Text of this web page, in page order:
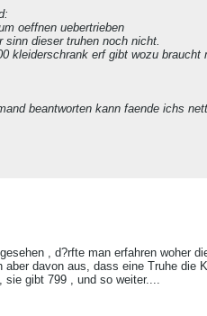
oeffnen uebertrieben
dieser truhen noch nicht.
kleiderschrank erf gibt wozu braucht
beantworten kann faende ichs
, d?rfte man erfahren woher
aber davon aus, dass eine Truhe die
sie gibt 799 , und so weiter....